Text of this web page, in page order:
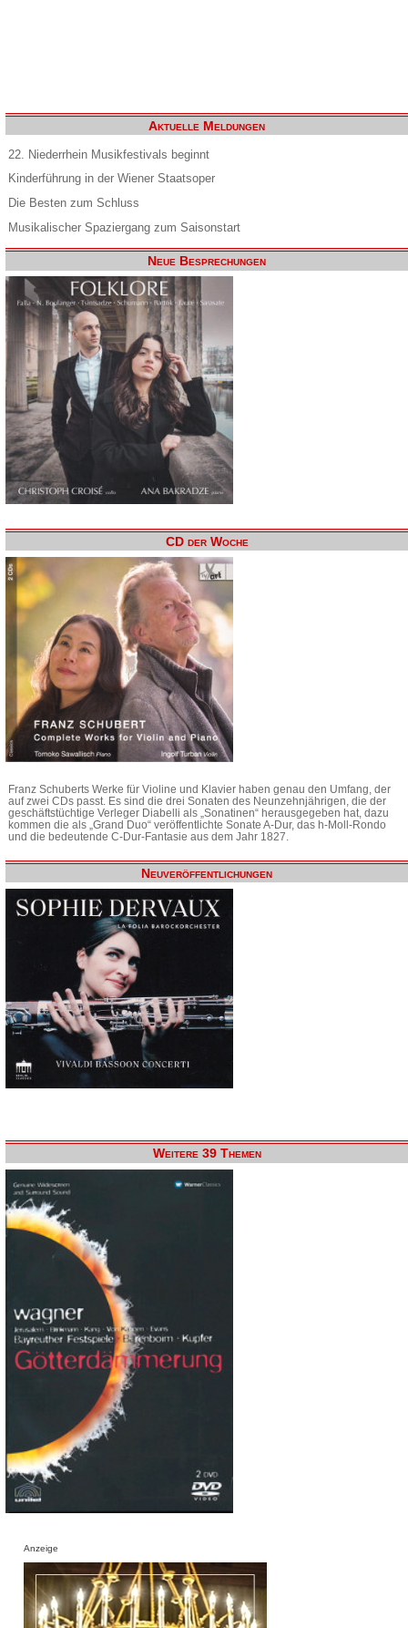
Aktuelle Meldungen
22. Niederrhein Musikfestivals beginnt
Kinderführung in der Wiener Staatsoper
Die Besten zum Schluss
Musikalischer Spaziergang zum Saisonstart
Neue Besprechungen
CD der Woche
Franz Schuberts Werke für Violine und Klavier haben genau den Umfang, der
auf zwei CDs passt. Es sind die drei Sonaten des Neunzehnjährigen, die der
geschäftstüchtige Verleger Diabelli als „Sonatinen“ herausgegeben hat, dazu
kommen die als „Grand Duo“ veröffentlichte Sonate A-Dur, das h-Moll-Rondo
und die bedeutende C-Dur-Fantasie aus dem Jahr 1827.
Neuveröffentlichungen
Weitere 39 Themen
Anzeige